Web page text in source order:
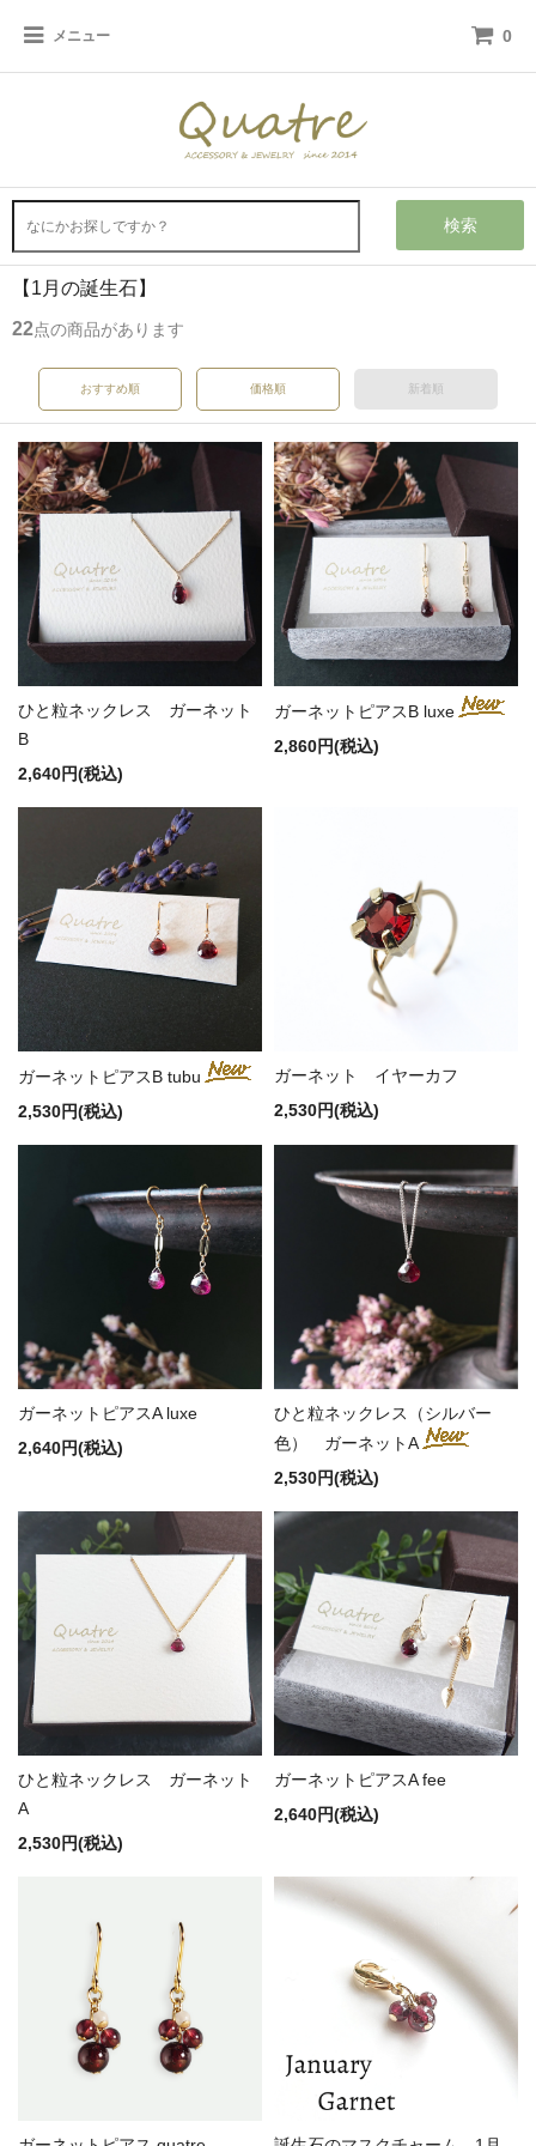
メニュー 0
検索
【1月の誕生石】
22点の商品があります
おすすめ順 価格順 新着順
ひと粒ネックレス ガーネット
B
2,640円(税込)
ガーネットピアスB luxe
2,860円(税込)
ガーネットピアスB tubu
2,530円(税込)
ガーネット イヤーカフ
2,530円(税込)
ガーネットピアスA luxe
2,640円(税込)
ひと粒ネックレス（シルバー
色） ガーネットA
2,530円(税込)
ひと粒ネックレス ガーネット
A
2,530円(税込)
ガーネットピアスA fee
2,640円(税込)